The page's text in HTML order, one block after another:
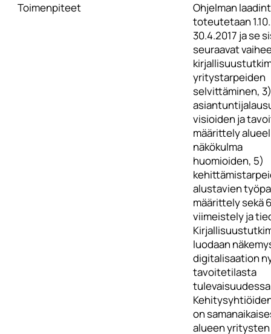
Toimenpiteet
Ohjelman
toteutetaan
30.4.2017 ja se
seuraavat
yritystarpeiden
selvittäminen, 3)
visioiden ja
määrittely
näkökulma
huomioiden, 5)
alustavien
määrittely sekä
viimeistely ja
luodaan
digitalisaation
tavoitetilasta
on
alueen yritysten